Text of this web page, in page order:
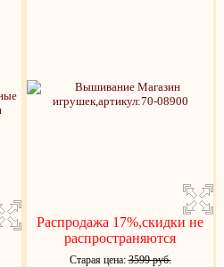
Распродажа 17%,скидки не
распространяются
Старая цена:3599 руб.